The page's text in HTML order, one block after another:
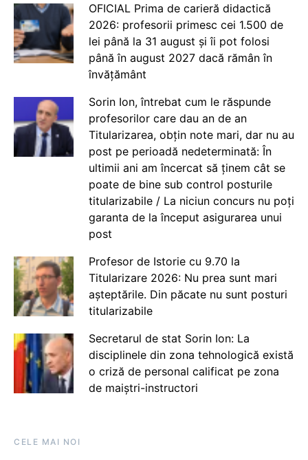
OFICIAL Prima de carieră didactică
2026: profesorii primesc cei 1.500 de
lei până la 31 august și îi pot folosi
până în august 2027 dacă rămân în
învățământ
Sorin Ion, întrebat cum le răspunde
profesorilor care dau an de an
Titularizarea, obțin note mari, dar nu au
post pe perioadă nedeterminată: În
ultimii ani am încercat să ținem cât se
poate de bine sub control posturile
titularizabile / La niciun concurs nu poți
garanta de la început asigurarea unui
post
Profesor de Istorie cu 9.70 la
Titularizare 2026: Nu prea sunt mari
așteptările. Din păcate nu sunt posturi
titularizabile
Secretarul de stat Sorin Ion: La
disciplinele din zona tehnologică există
o criză de personal calificat pe zona
de maiștri-instructori
CELE MAI NOI